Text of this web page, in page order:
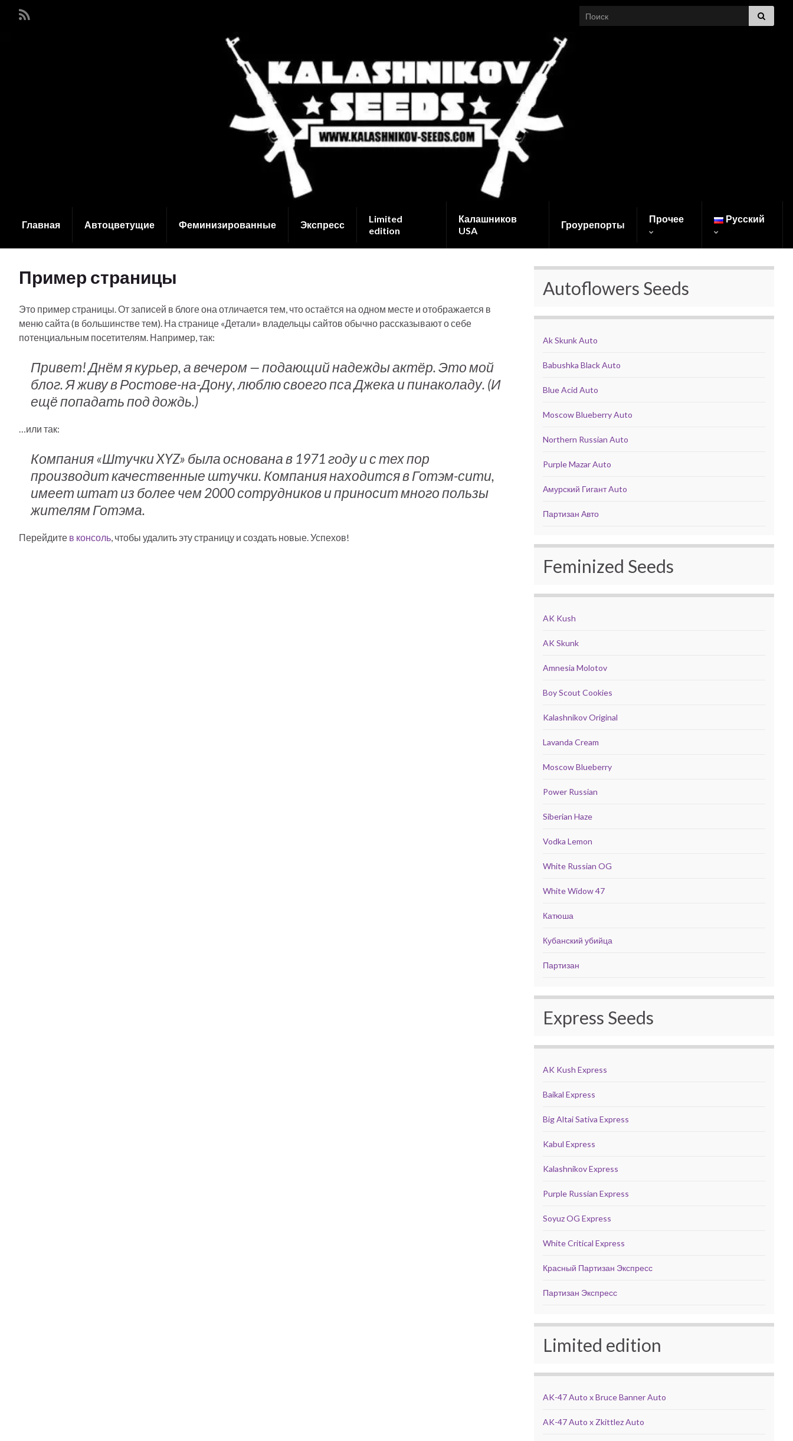
Search for:
Главная Автоцветущие Феминизированные Экспресс
Limited
edition
Калашников
USA
Гроурепорты
Прочее Русский
Пример страницы
Это пример страницы. От записей в блоге она отличается тем, что остаётся на одном месте и отображается в
меню сайта (в большинстве тем). На странице «Детали» владельцы сайтов обычно рассказывают о себе
потенциальным посетителям. Например, так:
Привет! Днём я курьер, а вечером — подающий надежды актёр. Это мой
блог. Я живу в Ростове-на-Дону, люблю своего пса Джека и пинаколаду. (И
ещё попадать под дождь.)
…или так:
Компания «Штучки XYZ» была основана в 1971 году и с тех пор
производит качественные штучки. Компания находится в Готэм-сити,
имеет штат из более чем 2000 сотрудников и приносит много пользы
жителям Готэма.
Перейдите в консоль, чтобы удалить эту страницу и создать новые. Успехов!
Autoflowers Seeds
Ak Skunk Auto
Babushka Black Auto
Blue Acid Auto
Moscow Blueberry Auto
Northern Russian Auto
Purple Mazar Auto
Амурский Гигант Auto
Партизан Авто
Feminized Seeds
AK Kush
AK Skunk
Amnesia Molotov
Boy Scout Cookies
Kalashnikov Original
Lavanda Cream
Moscow Blueberry
Power Russian
Siberian Haze
Vodka Lemon
White Russian OG
White Widow 47
Катюша
Кубанский убийца
Партизан
Express Seeds
AK Kush Express
Baikal Express
Big Altai Sativa Express
Kabul Express
Kalashnikov Express
Purple Russian Express
Soyuz OG Express
White Critical Express
Красный Партизан Экспресс
Партизан Экспресс
Limited edition
AK-47 Auto x Bruce Banner Auto
AK-47 Auto x Zkittlez Auto